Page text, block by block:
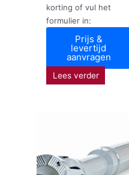
korting of vul het
formulier in:
Prijs &
levertijd
aanvragen
Lees verder